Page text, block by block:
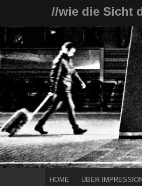
content
//wie die Sicht
HOME ÜBER